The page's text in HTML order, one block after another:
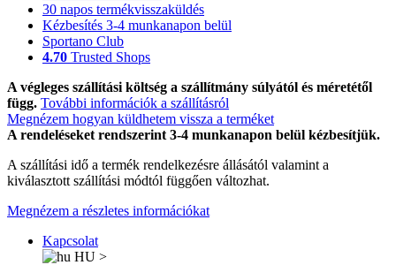
30 napos termékvisszaküldés
Kézbesítés 3-4 munkanapon belül
Sportano Club
4.70 Trusted Shops
A végleges szállítási költség a szállítmány súlyától és méretétől
függ. További információk a szállításról
Megnézem hogyan küldhetem vissza a terméket
A rendeléseket rendszerint 3-4 munkanapon belül kézbesítjük.
A szállítási idő a termék rendelkezésre állásától valamint a
kiválasztott szállítási módtól függően változhat.
Megnézem a részletes információkat
Kapcsolat
HU >